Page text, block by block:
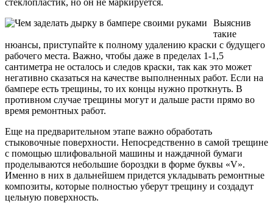
Выяснив
такие
нюансы, приступайте к полному удалению краски с будущего
рабочего места. Важно, чтобы даже в пределах 1-1,5
сантиметра не осталось и следов краски, так как это может
негативно сказаться на качестве выполненных работ. Если на
бампере есть трещины, то их концы нужно проткнуть. В
противном случае трещины могут и дальше расти прямо во
время ремонтных работ.
Еще на предварительном этапе важно обработать
стыковочные поверхности. Непосредственно в самой трещине
с помощью шлифовальной машины и наждачной бумаги
проделываются небольшие бороздки в форме буквы «V».
Именно в них в дальнейшем придется укладывать ремонтные
композиты, которые полностью уберут трещину и создадут
цельную поверхность.